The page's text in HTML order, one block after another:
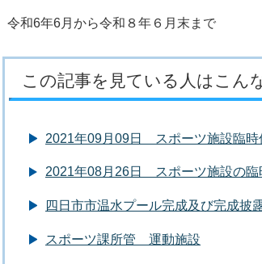
令和6年6月から令和８年６月末まで
この記事を見ている人はこん
2021年09月09日 スポーツ施設臨時
2021年08月26日 スポーツ施設の臨
四日市市温水プール完成及び完成披
スポーツ課所管 運動施設